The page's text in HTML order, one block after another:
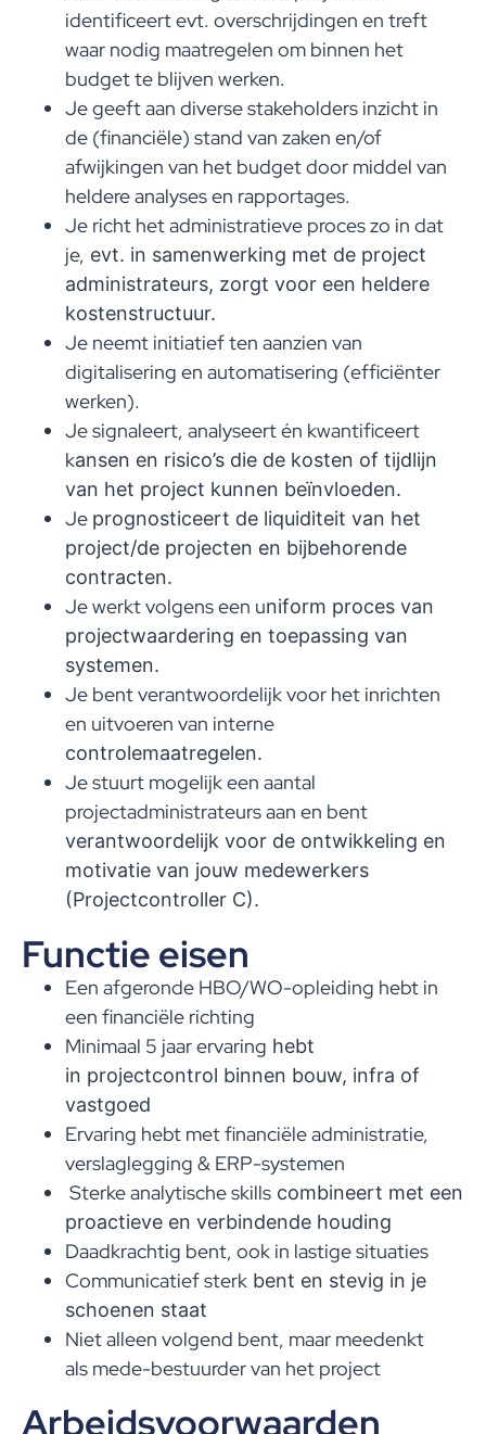
identificeert evt. overschrijdingen en treft
waar nodig maatregelen om binnen het
budget te blijven werken.
Je geeft aan diverse stakeholders inzicht in
de (financiële) stand van zaken en/of
afwijkingen van het budget door middel van
heldere analyses en rapportages.
Je richt het administratieve proces zo in dat
je, evt. in samenwerking met de project
administrateurs, zorgt voor een heldere
kostenstructuur.
Je neemt initiatief ten aanzien van
digitalisering en automatisering (efficiënter
werken).
Je signaleert, analyseert én kwantificeert
kansen en risico’s die de kosten of tijdlijn
van het project kunnen beïnvloeden.
Je prognosticeert de liquiditeit van het
project/de projecten en bijbehorende
contracten.
Je werkt volgens een uniform proces van
projectwaardering en toepassing van
systemen.
Je bent verantwoordelijk voor het inrichten
en uitvoeren van interne
controlemaatregelen.
Je stuurt mogelijk een aantal
projectadministrateurs aan en bent
verantwoordelijk voor de ontwikkeling en
motivatie van jouw medewerkers
(Projectcontroller C).
Functie eisen
Een afgeronde HBO/WO-opleiding hebt in
een financiële richting
Minimaal 5 jaar ervaring hebt
in projectcontrol binnen bouw, infra of
vastgoed
Ervaring hebt met financiële administratie,
verslaglegging & ERP-systemen
Sterke analytische skills combineert met een
proactieve en verbindende houding
Daadkrachtig bent, ook in lastige situaties
Communicatief sterk bent en stevig in je
schoenen staat
Niet alleen volgend bent, maar meedenkt
als mede-bestuurder van het project
Arbeidsvoorwaarden